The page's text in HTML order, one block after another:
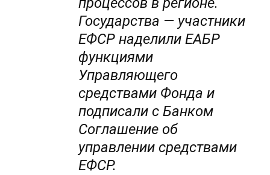
Государства — участники
ЕФСР наделили ЕАБР
функциями
Управляющего
средствами Фонда и
подписали с Банком
Соглашение об
управлении средствами
ЕФСР.